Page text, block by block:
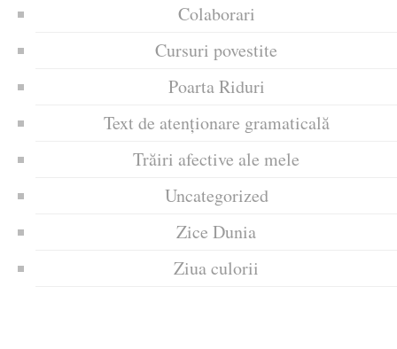
Colaborari
Cursuri povestite
Poarta Riduri
Text de atenționare gramaticală
Trăiri afective ale mele
Uncategorized
Zice Dunia
Ziua culorii